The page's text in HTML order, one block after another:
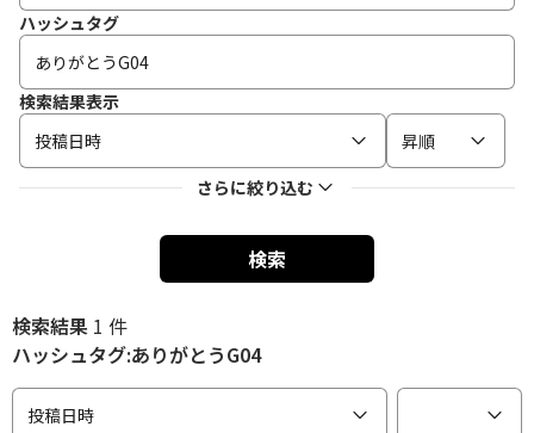
ハッシュタグ
検索結果表示
投稿日時
昇順
さらに絞り込む
検索
検索結果 1 件
ハッシュタグ:ありがとうG04
投稿日時